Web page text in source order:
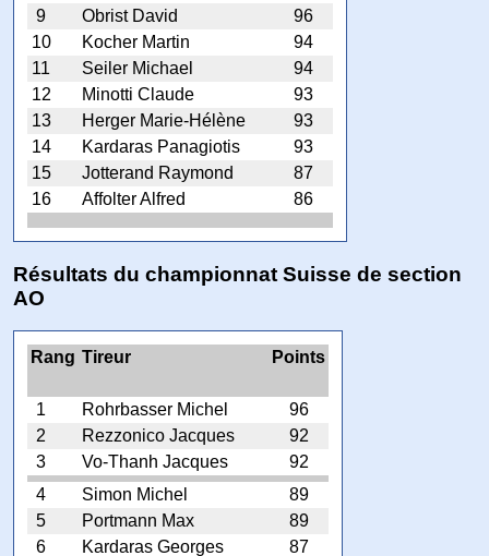
9
Obrist David
96
10
Kocher Martin
94
11
Seiler Michael
94
12
Minotti Claude
93
13
Herger Marie-Hélène
93
14
Kardaras Panagiotis
93
15
Jotterand Raymond
87
16
Affolter Alfred 86
Résultats du championnat Suisse de section
AO
Rang Tireur Points
1 Rohrbasser Michel
96
2
Rezzonico Jacques
92
3
Vo-Thanh Jacques
92
4
Simon Michel
89
5
Portmann Max
89
6
Kardaras Georges 87